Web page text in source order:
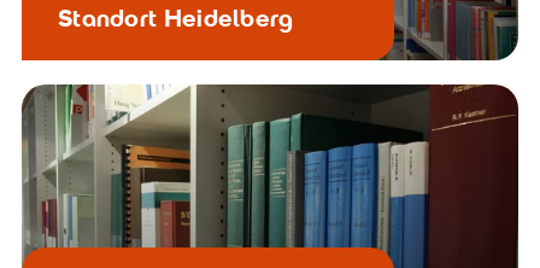
Standort Heidelberg